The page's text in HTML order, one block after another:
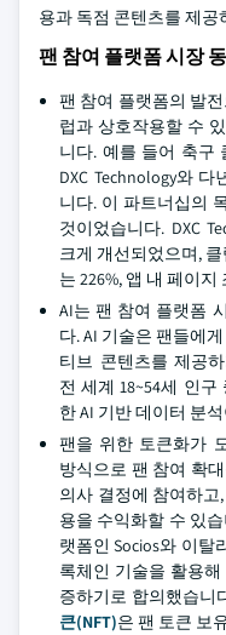
용과 독점 콘텐츠를 제
팬 참여 플랫폼 시장
팬 참여 플랫폼의 발
럽과 상호작용할 수
니다. 예를 들어 축구
DXC Technology와
니다. 이 파트너십의
것이었습니다. DXC
크게 개선되었으며,
는 226%, 앱 내 페이
AI는 팬 참여 플랫폼
다. AI 기술은 팬들에
티브 콘텐츠를 제공
전 세계 18~54세 인
한 AI 기반 데이터 분
팬을 위한 토큰화가
방식으로 팬 참여 확
의사 결정에 참여하
용을 수익화할 수 있
랫폼인 Socios와 이탈
록체인 기술을 활용
증하기로 합의했습니
큰(NFT)은 팬 토큰 보